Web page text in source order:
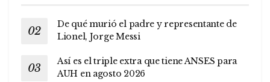
De qué murió el padre y representante de
Lionel, Jorge Messi
Así es el triple extra que tiene ANSES para
AUH en agosto 2026